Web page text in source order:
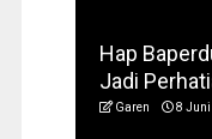
Hap
Jadi
Garen 8